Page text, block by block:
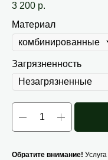
3 200 р.
Материал
Загрязненность
Обратите внимание! Услуга